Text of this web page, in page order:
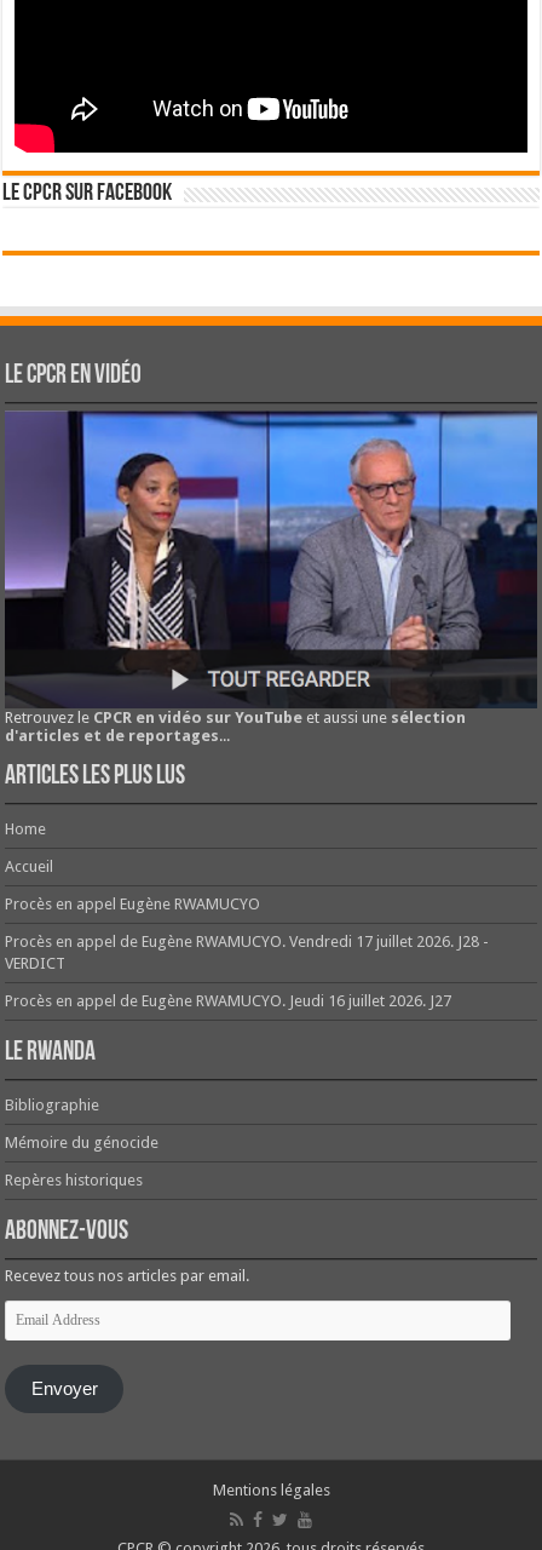
Le CPCR sur Facebook
Le CPCR en vidéo
Retrouvez le CPCR en vidéo sur YouTube et aussi une sélection
d'articles et de reportages...
Articles les plus lus
Home
Accueil
Procès en appel Eugène RWAMUCYO
Procès en appel de Eugène RWAMUCYO. Vendredi 17 juillet 2026. J28 -
VERDICT
Procès en appel de Eugène RWAMUCYO. Jeudi 16 juillet 2026. J27
Le Rwanda
Bibliographie
Mémoire du génocide
Repères historiques
Abonnez-vous
Recevez tous nos articles par email.
Email
Address
Envoyer
Mentions légales